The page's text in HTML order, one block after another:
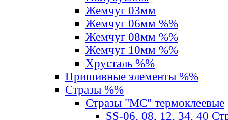
Жемчуг 03мм
Жемчуг 06мм %%
Жемчуг 08мм %%
Жемчуг 10мм %%
Хрусталь %%
Пришивные элементы %%
Стразы %%
Стразы "MС" термоклеевые
SS-06, 08, 12, 34, 40